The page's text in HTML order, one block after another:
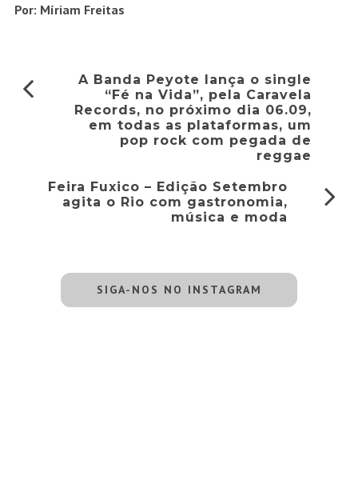
Por: Míriam Freitas
A Banda Peyote lança o single
“Fé na Vida”, pela Caravela
Records, no próximo dia 06.09,
em todas as plataformas, um
pop rock com pegada de
reggae
Feira Fuxico – Edição Setembro
agita o Rio com gastronomia,
música e moda
SIGA-NOS NO INSTAGRAM